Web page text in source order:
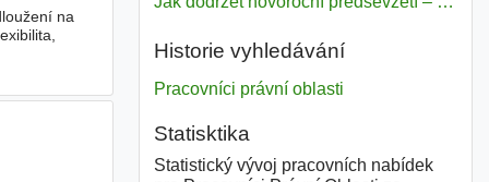
na
Historie vyhledávání
Pracovníci právní oblasti
Statisktika
Statistický vývoj pracovních nabídek